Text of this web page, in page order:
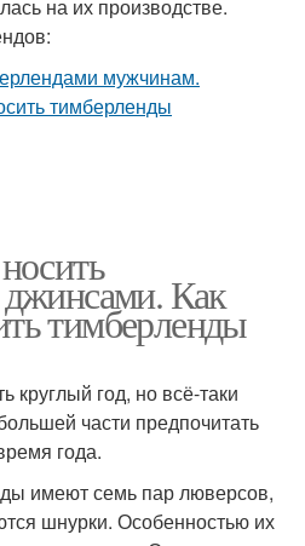
на их производстве.
Как
тимберленды
круглый год, но всё-таки
части предпочитать
года.
имеют семь пар люверсов,
шнурки. Особенностью их